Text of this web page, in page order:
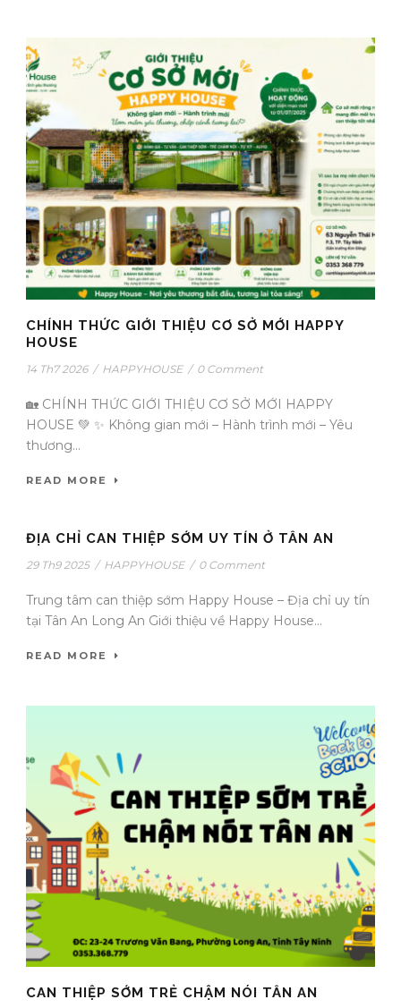
CHÍNH THỨC GIỚI THIỆU CƠ SỞ MỚI HAPPY
HOUSE
14 Th7 2026 / HAPPYHOUSE / 0 Comment
🏡 CHÍNH THỨC GIỚI THIỆU CƠ SỞ MỚI HAPPY
HOUSE 💚 ✨ Không gian mới – Hành trình mới – Yêu
thương...
READ MORE
ĐỊA CHỈ CAN THIỆP SỚM UY TÍN Ở TÂN AN
29 Th9 2025 / HAPPYHOUSE / 0 Comment
Trung tâm can thiệp sớm Happy House – Địa chỉ uy tín
tại Tân An Long An Giới thiệu về Happy House...
READ MORE
CAN THIỆP SỚM TRẺ CHẬM NÓI TÂN AN